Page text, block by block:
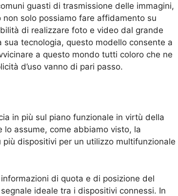
guasti di trasmissione delle immagini,
solo possiamo fare affidamento su
di realizzare foto e video dal grande
sua tecnologia, questo modello consente a
a questo mondo tutti coloro che ne
d’uso vanno di pari passo.
in più sul piano funzionale in virtù della
lo assume, come abbiamo visto, la
dispositivi per un utilizzo multifunzionale
di quota e di posizione del
ideale tra i dispositivi connessi. In